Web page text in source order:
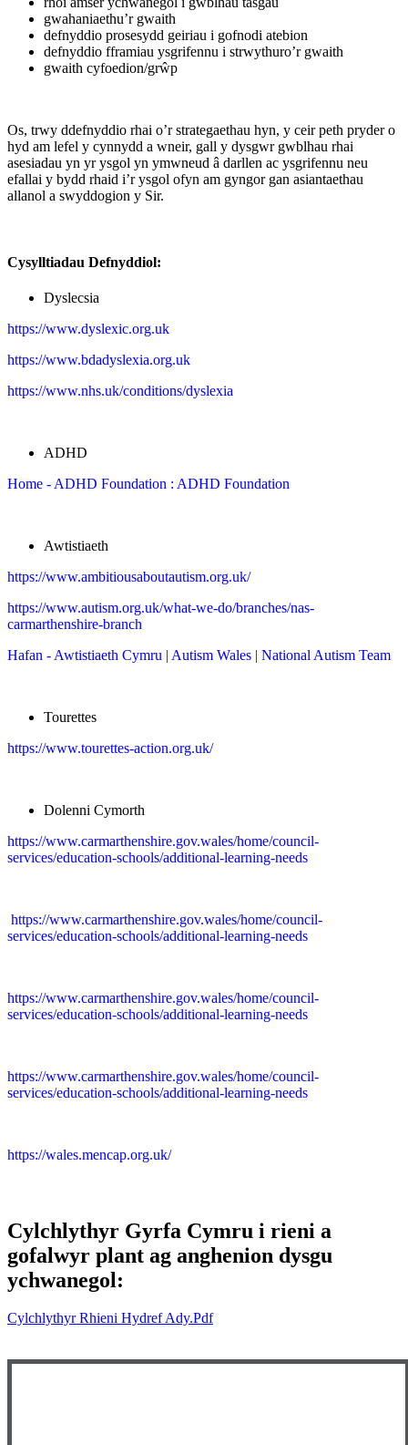
gwahaniaethu’r gwaith
defnyddio prosesydd geiriau i gofnodi atebion
defnyddio fframiau ysgrifennu i strwythuro’r gwaith
gwaith cyfoedion/grŵp
Os, trwy ddefnyddio rhai o’r strategaethau hyn, y ceir peth pryder o
hyd am lefel y cynnydd a wneir, gall y dysgwr gwblhau rhai
asesiadau yn yr ysgol yn ymwneud â darllen ac ysgrifennu neu
efallai y bydd rhaid i’r ysgol ofyn am gyngor gan asiantaethau
allanol a swyddogion y Sir.
Cysylltiadau Defnyddiol:
Dyslecsia
https://www.dyslexic.org.uk
https://www.bdadyslexia.org.uk
https://www.nhs.uk/conditions/dyslexia
ADHD
Home - ADHD Foundation : ADHD Foundation
Awtistiaeth
https://www.ambitiousaboutautism.org.uk/
https://www.autism.org.uk/what-we-do/branches/nas-
carmarthenshire-branch
Hafan - Awtistiaeth Cymru | Autism Wales | National Autism Team
Tourettes
https://www.tourettes-action.org.uk/
Dolenni Cymorth
https://www.carmarthenshire.gov.wales/home/council-
services/education-schools/additional-learning-needs
https://www.carmarthenshire.gov.wales/home/council-
services/education-schools/additional-learning-needs
https://www.carmarthenshire.gov.wales/home/council-
services/education-schools/additional-learning-needs
https://www.carmarthenshire.gov.wales/home/council-
services/education-schools/additional-learning-needs
https://wales.mencap.org.uk/
Cylchlythyr Gyrfa Cymru i rieni a
gofalwyr plant ag anghenion dysgu
ychwanegol:
Cylchlythyr Rhieni Hydref Ady.pdf